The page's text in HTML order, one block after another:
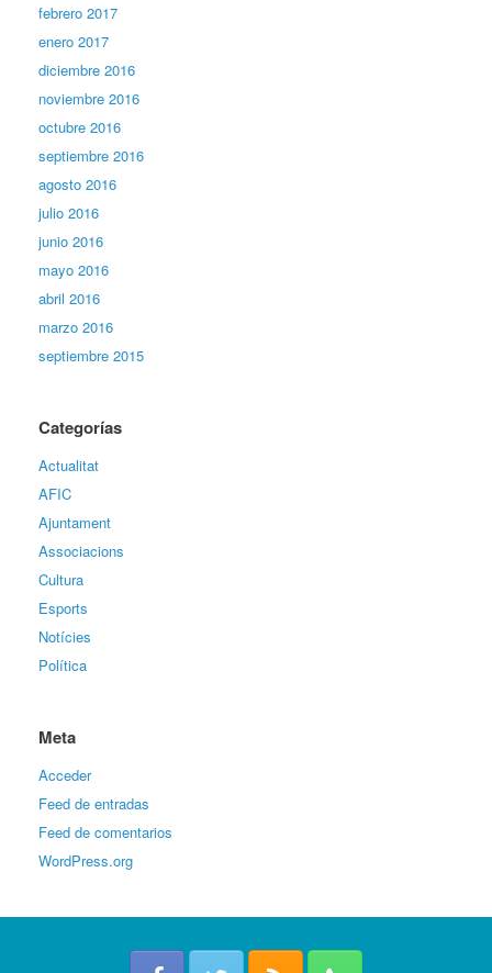
febrero 2017
enero 2017
diciembre 2016
noviembre 2016
octubre 2016
septiembre 2016
agosto 2016
julio 2016
junio 2016
mayo 2016
abril 2016
marzo 2016
septiembre 2015
Categorías
Actualitat
AFIC
Ajuntament
Associacions
Cultura
Esports
Notícies
Política
Meta
Acceder
Feed de entradas
Feed de comentarios
WordPress.org